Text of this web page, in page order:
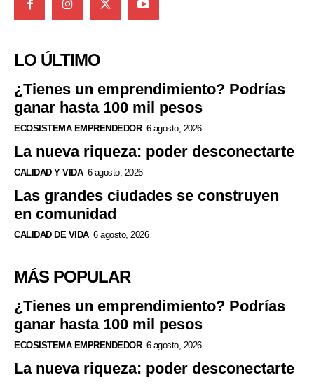
LO ÚLTIMO
¿Tienes un emprendimiento? Podrías
ganar hasta 100 mil pesos
ECOSISTEMA EMPRENDEDOR 6 agosto, 2026
La nueva riqueza: poder desconectarte
CALIDAD Y VIDA 6 agosto, 2026
Las grandes ciudades se construyen
en comunidad
CALIDAD DE VIDA 6 agosto, 2026
MÁS POPULAR
¿Tienes un emprendimiento? Podrías
ganar hasta 100 mil pesos
ECOSISTEMA EMPRENDEDOR 6 agosto, 2026
La nueva riqueza: poder desconectarte